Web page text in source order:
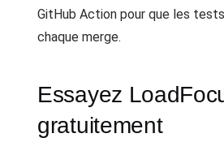
GitHub Action pour que les
chaque merge.
Essayez
gratuitement